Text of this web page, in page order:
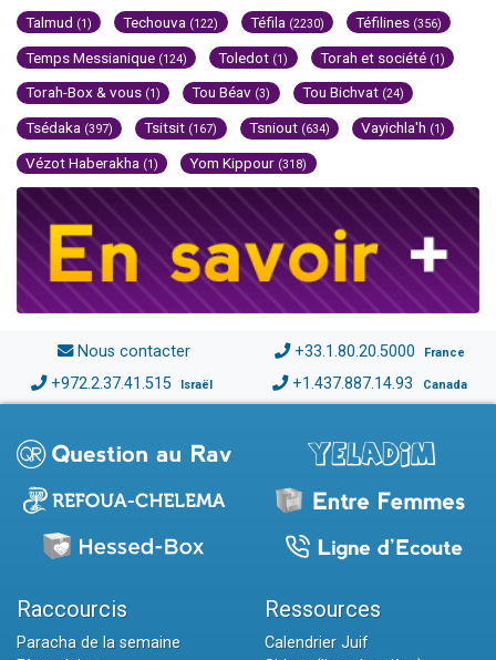
Talmud (1) Techouva (122) Téfila (2230) Téfilines (356)
Temps Messianique (124) Toledot (1) Torah et société (1)
Torah-Box & vous (1) Tou Béav (3) Tou Bichvat (24)
Tsédaka (397) Tsitsit (167) Tsniout (634) Vayichla'h (1)
Vézot Haberakha (1) Yom Kippour (318)
Nous contacter +33.1.80.20.5000 France
+972.2.37.41.515 Israël +1.437.887.14.93 Canada
Raccourcis
Paracha de la semaine
Ressources
Calendrier Juif